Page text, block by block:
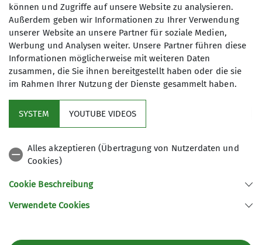
Qualifikationen
Wanderleiter*in
TAGESWANDERUNG
Die Länge der Wanderungen beträgt
ca. 20 km. Die Anforderungen an die
variieren. Die Events werden mal mit,
steht das gemeinschaftliche Natur-
und/oder Kulturerlebnis oder die
sportliche Unternehmung im
Aktuelles
Sektion Bochum des Deutschen Alpenvereins e.V.
können und Zugriffe auf unsere Website zu analysieren.
Außerdem geben wir Informationen zu Ihrer Verwendung
unserer Website an unsere Partner für soziale Medien,
Werbung und Analysen weiter. Unsere Partner führen diese
Informationen möglicherweise mit weiteren Daten
zusammen, die Sie ihnen bereitgestellt haben oder die sie
im Rahmen Ihrer Nutzung der Dienste gesammelt haben.
SYSTEM YOUTUBE VIDEOS
Alles akzeptieren (Übertragung von Nutzerdaten und
Cookies)
Cookie Beschreibung
Verwendete Cookies